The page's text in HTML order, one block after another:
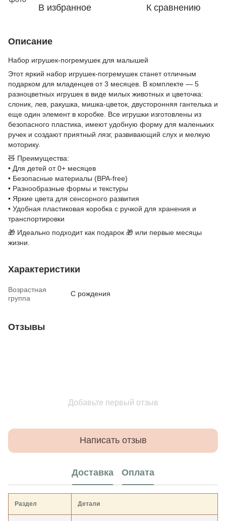
В избранное К сравнению
Описание
Набор игрушек-погремушек для малышей
Этот яркий набор игрушек-погремушек станет отличным
подарком для младенцев от 3 месяцев. В комплекте — 5
разноцветных игрушек в виде милых животных и цветочка:
слоник, лев, ракушка, мишка-цветок, двусторонняя гантелька и
еще один элемент в коробке. Все игрушки изготовлены из
безопасного пластика, имеют удобную форму для маленьких
ручек и создают приятный лязг, развивающий слух и мелкую
моторику.
🧸 Преимущества:
• Для детей от 0+ месяцев
• Безопасные материалы (BPA-free)
• Разнообразные формы и текстуры
• Яркие цвета для сенсорного развития
• Удобная пластиковая коробка с ручкой для хранения и
транспортировки
🎁 Идеально подходит как подарок 🎁 или первые месяцы
жизни.
Характеристики
Возрастная
группа
С рождения
Отзывы
Добавьте первый отзыв
Написать отзыв
Доставка Оплата
Раздел Детали